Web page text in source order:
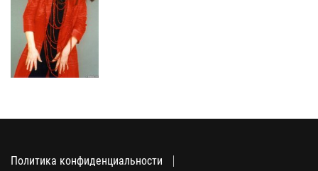
Политика конфиденциальности